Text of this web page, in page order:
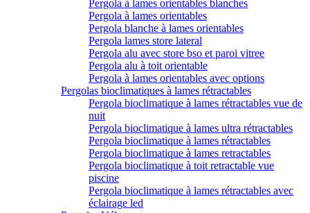
Pergola à lames orientables blanches
Pergola à lames orientables
Pergola blanche à lames orientables
Pergola lames store lateral
Pergola alu avec store bso et paroi vitree
Pergola alu à toit orientable
Pergola à lames orientables avec options
Pergolas bioclimatiques à lames rétractables
Pergola bioclimatique à lames rétractables vue de
nuit
Pergola bioclimatique à lames ultra rétractables
Pergola bioclimatique à lames rétractables
Pergola bioclimatique à lames retractables
Pergola bioclimatique à toit retractable vue
piscine
Pergola bioclimatique à lames rétractables avec
éclairage led